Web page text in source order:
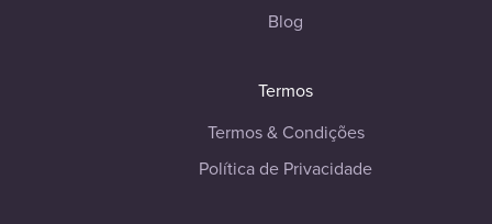
Blog
Termos
Termos & Condições
Política de Privacidade